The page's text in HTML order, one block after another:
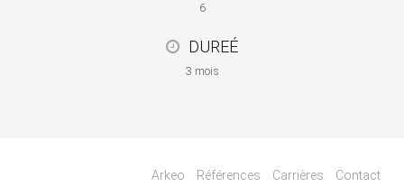
6
DUREÉ
3 mois
Arkeo Références Carrières Contact